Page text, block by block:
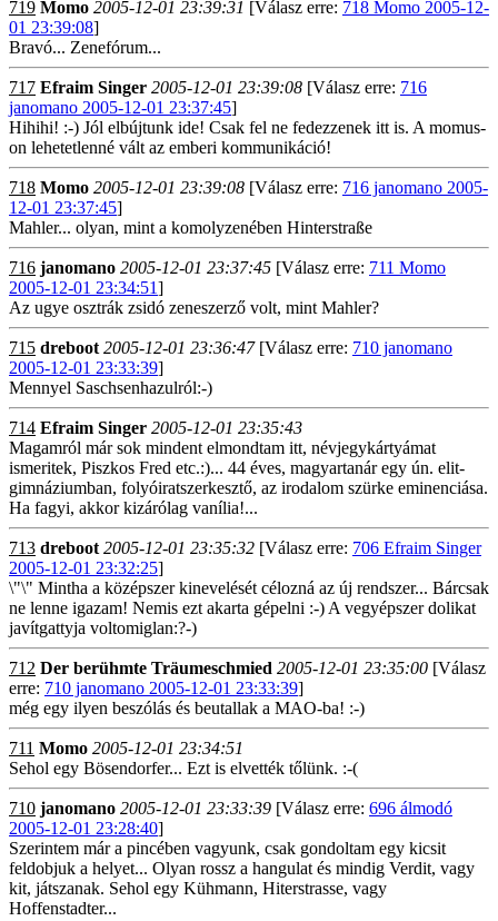
719 Momo 2005-12-01 23:39:31 [Válasz erre: 718 Momo 2005-12-
01 23:39:08]
Bravó... Zenefórum...
717 Efraim Singer 2005-12-01 23:39:08 [Válasz erre: 716
janomano 2005-12-01 23:37:45]
Hihihi! :-) Jól elbújtunk ide! Csak fel ne fedezzenek itt is. A momus-
on lehetetlenné vált az emberi kommunikáció!
718 Momo 2005-12-01 23:39:08 [Válasz erre: 716 janomano 2005-
12-01 23:37:45]
Mahler... olyan, mint a komolyzenében Hinterstraße
716 janomano 2005-12-01 23:37:45 [Válasz erre: 711 Momo
2005-12-01 23:34:51]
Az ugye osztrák zsidó zeneszerző volt, mint Mahler?
715 dreboot 2005-12-01 23:36:47[Válasz erre: 710 janomano
2005-12-01 23:33:39]
Mennyel Saschsenhazulról:-)
714 Efraim Singer 2005-12-01 23:35:43
Magamról már sok mindent elmondtam itt, névjegykártyámat
ismeritek, Piszkos Fred etc.:)... 44 éves, magyartanár egy ún. elit-
gimnáziumban, folyóiratszerkesztő, az irodalom szürke eminenciása.
Ha fagyi, akkor kizárólag vanília!...
713 dreboot 2005-12-01 23:35:32 [Válasz erre: 706 Efraim Singer
2005-12-01 23:32:25]
\"\" Mintha a középszer kinevelését célozná az új rendszer... Bárcsak
ne lenne igazam! Nemis ezt akarta gépelni :-) A vegyépszer dolikat
javítgattyja voltomiglan:?-)
712 Der berühmte Träumeschmied 2005-12-01 23:35:00 [Válasz
erre: 710 janomano 2005-12-01 23:33:39]
még egy ilyen beszólás és beutallak a MAO-ba! :-)
711 Momo 2005-12-01 23:34:51
Sehol egy Bösendorfer... Ezt is elvették tőlünk. :-(
710 janomano 2005-12-01 23:33:39 [Válasz erre: 696 álmodó
2005-12-01 23:28:40]
Szerintem már a pincében vagyunk, csak gondoltam egy kicsit
feldobjuk a helyet... Olyan rossz a hangulat és mindig Verdit, vagy
kit, játszanak. Sehol egy Kühmann, Hiterstrasse, vagy
Hoffenstadter...